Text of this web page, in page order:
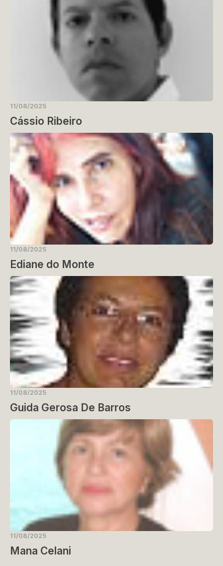
11/08/2025
Cássio Ribeiro
11/08/2025
Ediane do Monte
11/08/2025
Guida Gerosa De Barros
11/08/2025
Mana Celani